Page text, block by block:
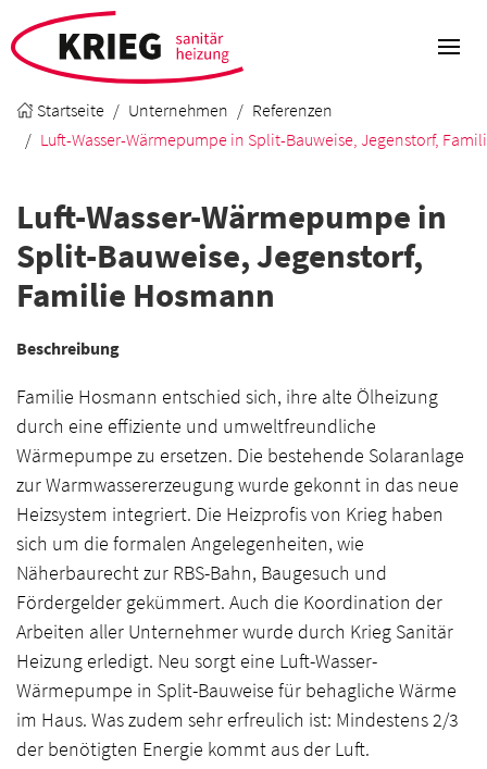
Startseite Unternehmen
Referenzen
Luft-Wasser-Wärmepumpe in Split-Bauweise, Jegenstorf,
Luft-Wasser-Wärmepumpe in
Split-Bauweise, Jegenstorf,
Familie Hosmann
Beschreibung
Familie Hosmann entschied sich, ihre alte Ölheizung
durch eine effiziente und umweltfreundliche
Wärmepumpe zu ersetzen. Die bestehende Solaranlage
zur Warmwassererzeugung wurde gekonnt in das neue
Heizsystem integriert. Die Heizprofis von Krieg haben
sich um die formalen Angelegenheiten, wie
Näherbaurecht zur RBS-Bahn, Baugesuch und
Fördergelder gekümmert. Auch die Koordination der
Arbeiten aller Unternehmer wurde durch Krieg Sanitär
Heizung erledigt. Neu sorgt eine Luft-Wasser-
Wärmepumpe in Split-Bauweise für behagliche Wärme
im Haus. Was zudem sehr erfreulich ist: Mindestens 2/3
der benötigten Energie kommt aus der Luft.